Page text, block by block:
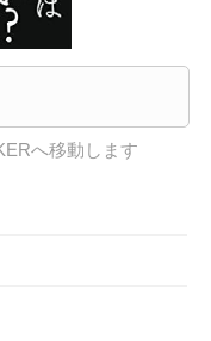
へ移動します